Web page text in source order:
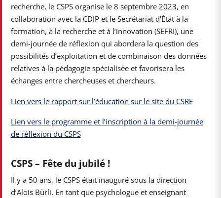
recherche, le CSPS organise le 8 septembre 2023, en
collaboration avec la CDIP et le Secrétariat d’État à la
formation, à la recherche et à l’innovation (SEFRI), une
demi-journée de réflexion qui abordera la question des
possibilités d’exploitation et de combinaison des données
relatives à la pédagogie spécialisée et favorisera les
échanges entre chercheuses et chercheurs.
Lien vers le rapport sur l’éducation sur le site du CSRE
Lien vers le programme et l’inscription à la demi-journée
de réflexion du CSPS
CSPS – Fête du jubilé !
Il y a 50 ans, le CSPS était inauguré sous la direction
d’Alois Bürli. En tant que psychologue et enseignant